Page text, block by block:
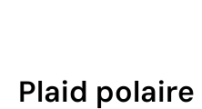
Plaid